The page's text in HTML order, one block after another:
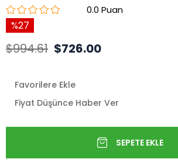
0.0
27
$994.61 $726.00
Favorilere Ekle
Fiyat Düşünce Haber Ver